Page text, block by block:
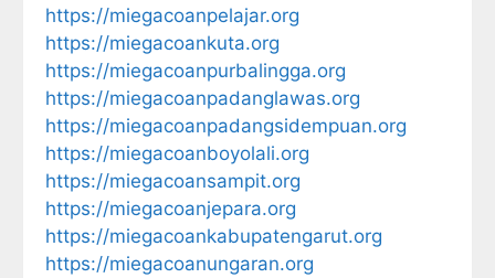
https://miegacoanpelajar.org
https://miegacoankuta.org
https://miegacoanpurbalingga.org
https://miegacoanpadanglawas.org
https://miegacoanpadangsidempuan.org
https://miegacoanboyolali.org
https://miegacoansampit.org
https://miegacoanjepara.org
https://miegacoankabupatengarut.org
https://miegacoanungaran.org